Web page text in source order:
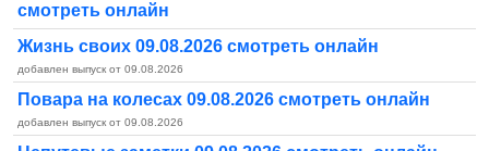
смотреть онлайн
Жизнь своих 09.08.2026 смотреть онлайн
добавлен выпуск от 09.08.2026
Повара на колесах 09.08.2026 смотреть онлайн
добавлен выпуск от 09.08.2026